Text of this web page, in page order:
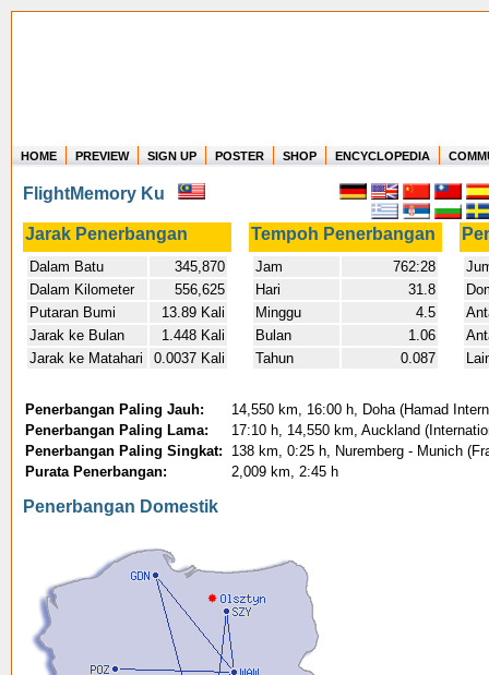
Where in the world have you flown?
How long have you been in the air?
Create your own FlightMemory and see!
HOME PREVIEW SIGN UP POSTER SHOP ENCYCLOPEDIA
FlightMemory Ku
Jarak Penerbangan Tempoh Penerbangan
Dalam Batu
345,870
Dalam Kilometer
556,625
Putaran Bumi
13.89 Kali
Jarak ke Bulan
1.448 Kali
Jarak ke Matahari
0.0037 Kali
Jam
762:28
Hari
31.8
Minggu
4.5
Bulan
1.06
Tahun
0.087
Penerbangan Paling Jauh:
14,550 km, 16:00 h, Doha (Hamad
Penerbangan Paling Lama:
17:10 h, 14,550 km, Auckland
Penerbangan Paling Singkat:
138 km, 0:25 h, Nuremberg - Munich
Purata Penerbangan:
2,009 km, 2:45 h
Penerbangan Domestik